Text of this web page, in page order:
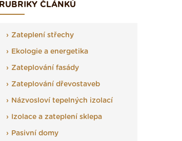
RUBRIKY ČLÁNKŮ
Zateplení střechy
Ekologie a energetika
Zateplování fasády
Zateplování dřevostaveb
Názvosloví tepelných izolací
Izolace a zateplení sklepa
Pasivní domy